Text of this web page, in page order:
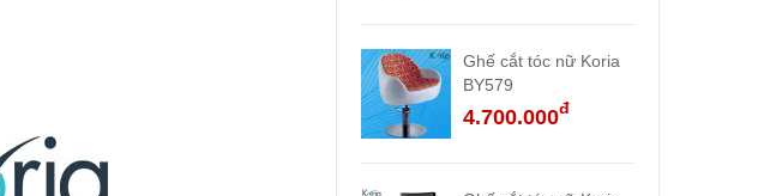
Ghế cắt tóc nữ Koria
BY579
4.700.000đ